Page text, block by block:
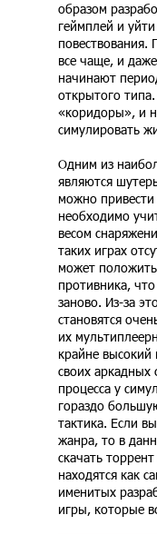
образом
геймплей и
повествования.
все чаще, и
начинают
открытого
«коридоры», и
симулировать
Одним из
являются
можно
необходимо
весом
таких играх
может
противника,
заново. Из-за
становятся
их
крайне
своих аркадных
процесса у
гораздо
тактика. Если
жанра, то в
скачать
находятся как
именитых
игры, которые